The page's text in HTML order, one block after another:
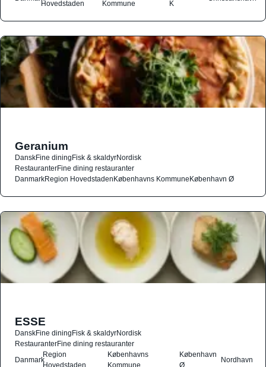
Hovedstaden Kommune K
Geranium
DanskFine diningFisk & skaldyrNordisk
RestauranterFine dining restauranter
DanmarkRegion HovedstadenKøbenhavns KommuneKøbenhavn Ø
ESSE
DanskFine diningFisk & skaldyrNordisk
RestauranterFine dining restauranter
Danmark
Region
Hovedstaden
Københavns
Kommune
København
Ø
Nordhavn